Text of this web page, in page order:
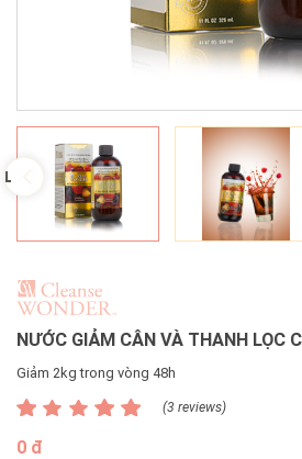
NƯỚC GIẢM CÂN VÀ THANH LỌC
Giảm 2kg trong vòng 48h
(3 reviews)
0 đ